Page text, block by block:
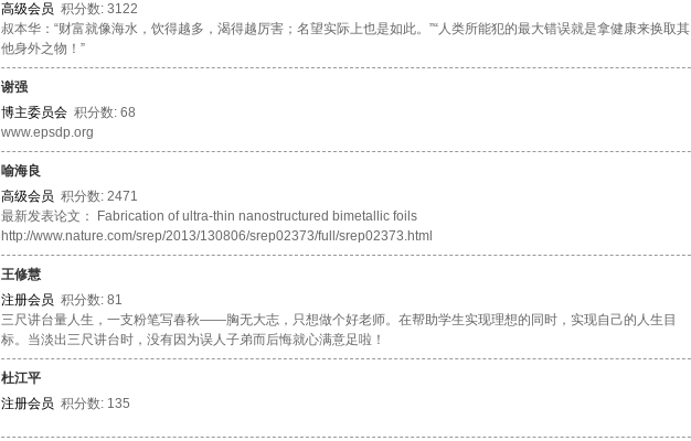
高级会员 积分数: 3122
叔本华：“财富就像海水，饮得越多，渴得越厉害；名望实际上也是如此。”“人类所能犯的最大错误就是拿健康来换取其
他身外之物！”
谢强
博主委员会 积分数: 68
www.epsdp.org
喻海良
高级会员 积分数: 2471
最新发表论文： Fabrication of ultra-thin nanostructured bimetallic foils
http://www.nature.com/srep/2013/130806/srep02373/full/srep02373.html
王修慧
注册会员 积分数: 81
三尺讲台量人生，一支粉笔写春秋——胸无大志，只想做个好老师。在帮助学生实现理想的同时，实现自己的人生目
标。当淡出三尺讲台时，没有因为误人子弟而后悔就心满意足啦！
杜江平
注册会员 积分数: 135